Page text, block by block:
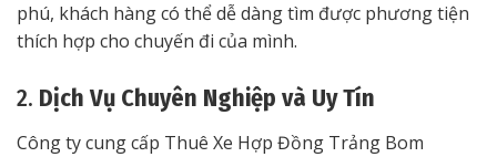
phú, khách hàng có thể dễ dàng tìm được phương tiện
thích hợp cho chuyến đi của mình.
2. Dịch Vụ Chuyên Nghiệp và Uy Tín
Công ty cung cấp Thuê Xe Hợp Đồng Trảng Bom